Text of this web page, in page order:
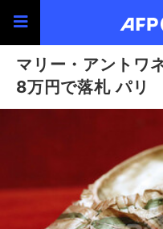
マリー・アントワ
8万円で落札 パリ